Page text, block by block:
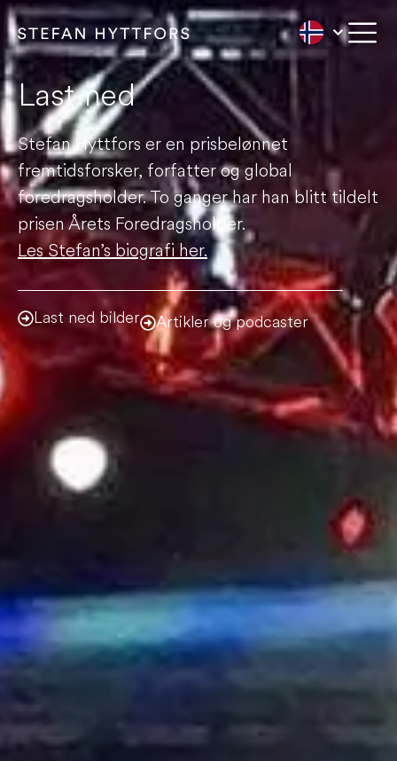
Last ned
Stefan Hyttfors er en prisbelønnet
fremtidsforsker, forfatter og global
foredragsholder. To ganger har han blitt tildelt
prisen Årets Foredragsholder.
Les Stefan’s biografi her.
Last ned bilder Artikler og podcaster